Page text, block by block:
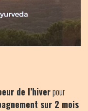
de l’hiverpour
sur 2 mois